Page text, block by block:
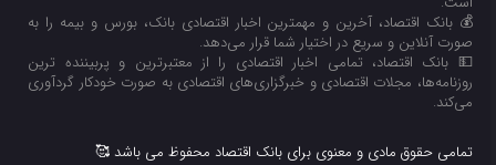
💰 بانک اقتصاد، آخرین و مهمترین اخبار اقتصادی بانک، بورس و بیمه را به
صورت آنلاین و سریع در اختیار شما قرار می‌‌دهد.
💵 بانک اقتصاد، تمامی اخبار اقتصادی را از معتبرترین و پربیننده ترین
روزنامه‌ها، مجلات اقتصادی و خبرگزاری‌های اقتصادی به صورت خودکار گردآوری
می‌کند.
تمامی حقوق مادی و معنوی برای بانک اقتصاد محفوظ می باشد 🥰